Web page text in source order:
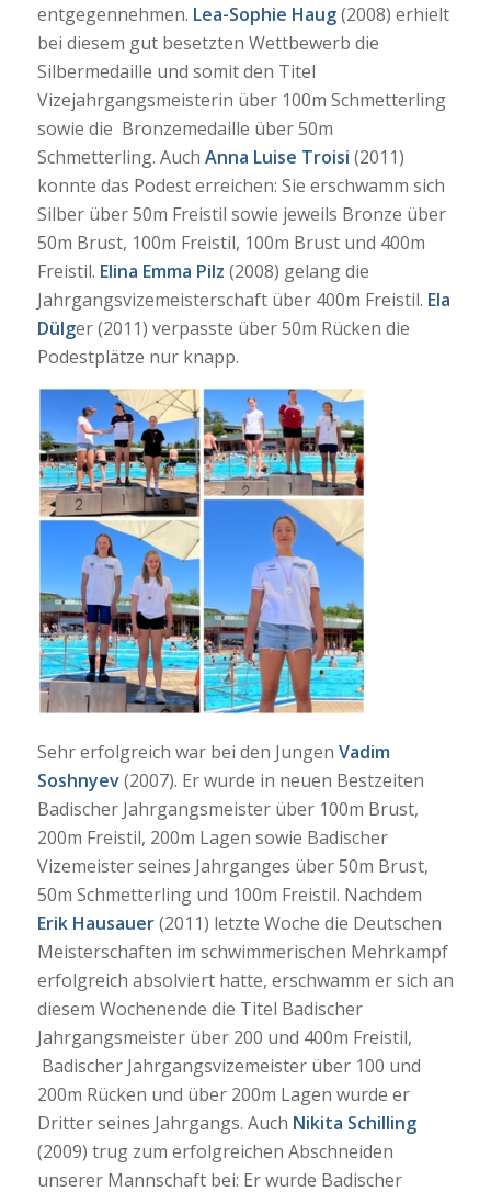
entgegennehmen. Lea-Sophie Haug(2008) erhielt
bei diesem gut besetzten Wettbewerb die
Silbermedaille und somit den Titel
Vizejahrgangsmeisterin über 100m Schmetterling
sowie die Bronzemedaille über 50m
Schmetterling. Auch Anna Luise Troisi (2011)
konnte das Podest erreichen: Sie erschwamm sich
Silber über 50m Freistil sowie jeweils Bronze über
50m Brust, 100m Freistil, 100m Brust und 400m
Freistil. Elina Emma Pilz (2008) gelang die
Jahrgangsvizemeisterschaft über 400m Freistil. Ela
Dülger (2011) verpasste über 50m Rücken die
Podestplätze nur knapp.
Sehr erfolgreich war bei den Jungen Vadim
Soshnyev(2007). Er wurde in neuen Bestzeiten
Badischer Jahrgangsmeister über 100m Brust,
200m Freistil, 200m Lagen sowie Badischer
Vizemeister seines Jahrganges über 50m Brust,
50m Schmetterling und 100m Freistil. Nachdem
Erik Hausauer(2011) letzte Woche die Deutschen
Meisterschaften im schwimmerischen Mehrkampf
erfolgreich absolviert hatte, erschwamm er sich an
diesem Wochenende die Titel Badischer
Jahrgangsmeister über 200 und 400m Freistil,
Badischer Jahrgangsvizemeister über 100 und
200m Rücken und über 200m Lagen wurde er
Dritter seines Jahrgangs. Auch Nikita Schilling
(2009) trug zum erfolgreichen Abschneiden
unserer Mannschaft bei: Er wurde Badischer